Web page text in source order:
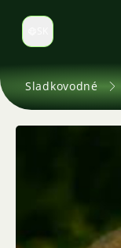
Prepnúť jazyk
Sladkovodné